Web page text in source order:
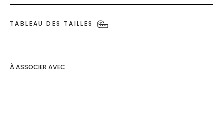
TABLEAU DES TAILLES
À ASSOCIER AVEC